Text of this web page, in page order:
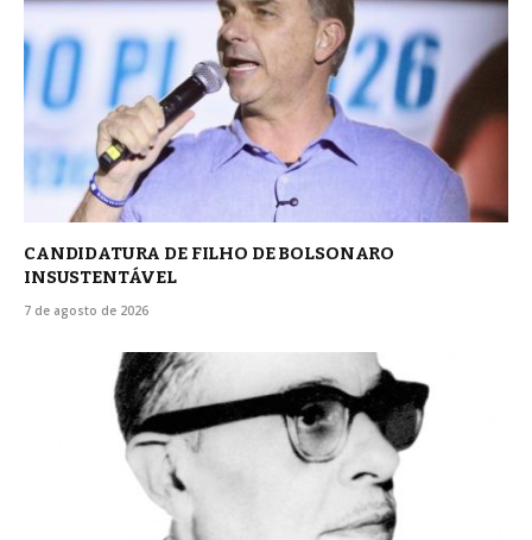
CANDIDATURA DE FILHO DE BOLSONARO
INSUSTENTÁVEL
7 de agosto de 2026